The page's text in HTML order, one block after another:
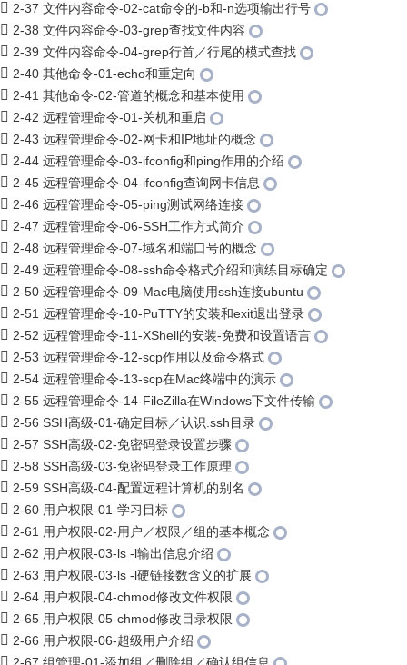
2-37 文件内容命令-02-cat命令的-b和-n选项输出行号
2-38 文件内容命令-03-grep查找文件内容
2-39 文件内容命令-04-grep行首／行尾的模式查找
2-40 其他命令-01-echo和重定向
2-41 其他命令-02-管道的概念和基本使用
2-42 远程管理命令-01-关机和重启
2-43 远程管理命令-02-网卡和IP地址的概念
2-44 远程管理命令-03-ifconfig和ping作用的介绍
2-45 远程管理命令-04-ifconfig查询网卡信息
2-46 远程管理命令-05-ping测试网络连接
2-47 远程管理命令-06-SSH工作方式简介
2-48 远程管理命令-07-域名和端口号的概念
2-49 远程管理命令-08-ssh命令格式介绍和演练目标确定
2-50 远程管理命令-09-Mac电脑使用ssh连接ubuntu
2-51 远程管理命令-10-PuTTY的安装和exit退出登录
2-52 远程管理命令-11-XShell的安装-免费和设置语言
2-53 远程管理命令-12-scp作用以及命令格式
2-54 远程管理命令-13-scp在Mac终端中的演示
2-55 远程管理命令-14-FileZilla在Windows下文件传输
2-56 SSH高级-01-确定目标／认识.ssh目录
2-57 SSH高级-02-免密码登录设置步骤
2-58 SSH高级-03-免密码登录工作原理
2-59 SSH高级-04-配置远程计算机的别名
2-60 用户权限-01-学习目标
2-61 用户权限-02-用户／权限／组的基本概念
2-62 用户权限-03-ls -l输出信息介绍
2-63 用户权限-03-ls -l硬链接数含义的扩展
2-64 用户权限-04-chmod修改文件权限
2-65 用户权限-05-chmod修改目录权限
2-66 用户权限-06-超级用户介绍